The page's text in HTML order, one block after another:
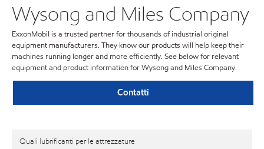
Wysong and Miles Company
ExxonMobil is a trusted partner for thousands of industrial original
equipment manufacturers. They know our products will help keep their
machines running longer and more efficiently. See below for relevant
equipment and product information for Wysong and Miles Company.
Contatti
Quali lubrificanti per le attrezzature